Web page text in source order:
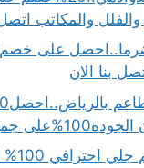
والمكاتب اتصل
بنا الان
جميع الخدمات
جلي